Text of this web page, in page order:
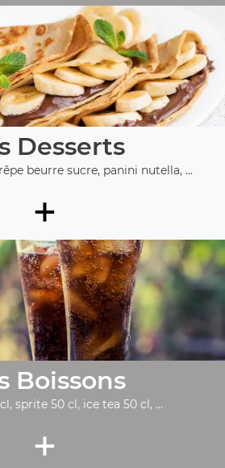
Desserts
beurre sucre, panini nutella, ...
+
Boissons
sprite 50 cl, ice tea 50 cl, ...
+